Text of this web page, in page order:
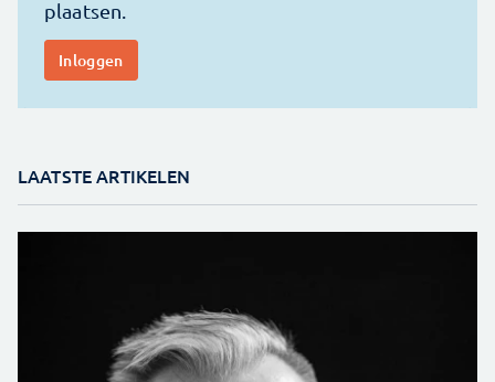
LAATSTE ARTIKELEN